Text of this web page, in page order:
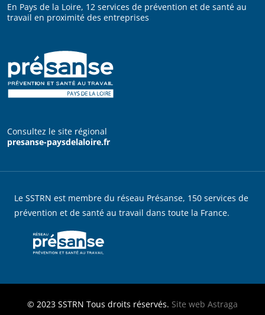
En Pays de la Loire, 12 services de prévention et de santé au
travail en proximité des entreprises
Consultez le site régional
presanse-paysdelaloire.fr
Le SSTRN est membre du réseau Présanse, 150 services de
prévention et de santé au travail dans toute la France.
© 2023 SSTRN Tous droits réservés. Site web Astraga